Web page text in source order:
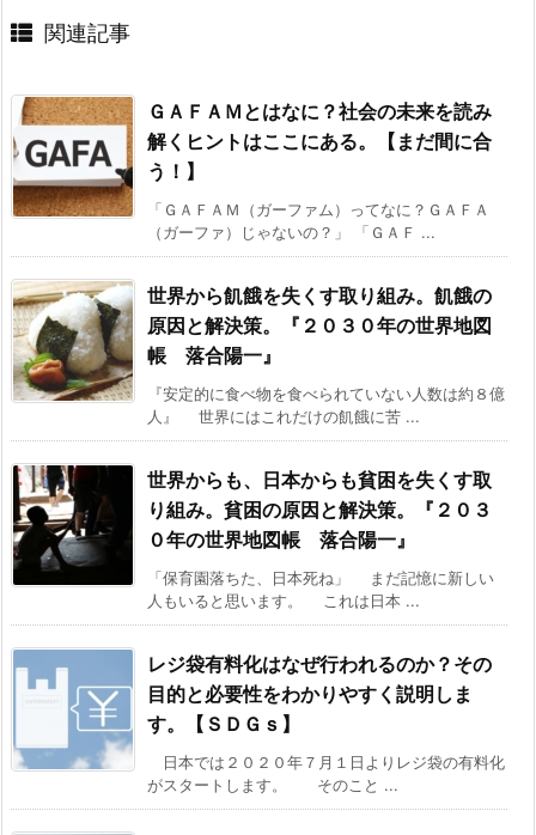
関連記事
ＧＡＦＡＭとはなに？社会の未来を読み
解くヒントはここにある。【まだ間に合
う！】
「ＧＡＦＡＭ（ガーファム）ってなに？ＧＡＦＡ
（ガーファ）じゃないの？」 「ＧＡＦ ...
世界から飢餓を失くす取り組み。飢餓の
原因と解決策。『２０３０年の世界地図
帳 落合陽一』
『安定的に食べ物を食べられていない人数は約８億
人』 世界にはこれだけの飢餓に苦 ...
世界からも、日本からも貧困を失くす取
り組み。貧困の原因と解決策。『２０３
０年の世界地図帳 落合陽一』
「保育園落ちた、日本死ね」 まだ記憶に新しい
人もいると思います。 これは日本 ...
レジ袋有料化はなぜ行われるのか？その
目的と必要性をわかりやすく説明しま
す。【ＳＤＧｓ】
日本では２０２０年７月１日よりレジ袋の有料化
がスタートします。 そのこと ...